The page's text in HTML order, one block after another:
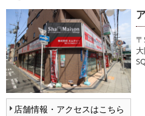
店舗情報・アクセスはこちら